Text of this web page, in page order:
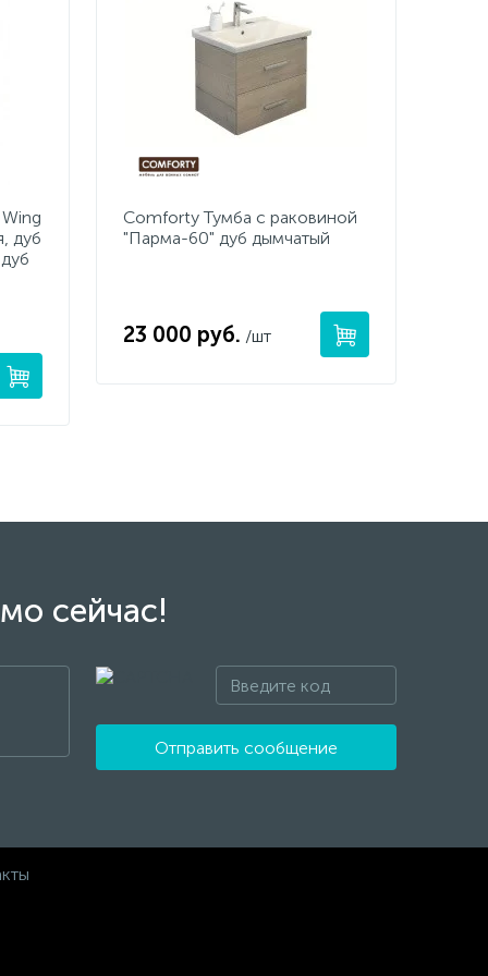
дуб
Сomforty Тумба с раковиной
"Парма-60" дуб дымчатый
23 000 руб. /шт
сейчас!
Отправить сообщение